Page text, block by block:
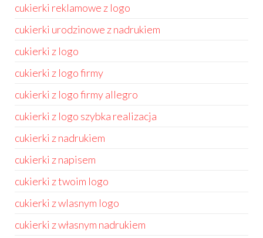
cukierki reklamowe z logo
cukierki urodzinowe z nadrukiem
cukierki z logo
cukierki z logo firmy
cukierki z logo firmy allegro
cukierki z logo szybka realizacja
cukierki z nadrukiem
cukierki z napisem
cukierki z twoim logo
cukierki z wlasnym logo
cukierki z własnym nadrukiem